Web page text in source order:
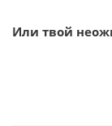
Или твой